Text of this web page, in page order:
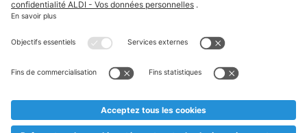
Textes marqués d'un astérisque et mentions légales
* Nous vendons ces articles temporairement et jusqu'à
au cas où, malgré le planning bien étudié, nous serions
prématurément en rupture de stock. Prix Recupel et TVA incl.
** Sur ce site, l’utilisation de la forme masculine a été adoptée